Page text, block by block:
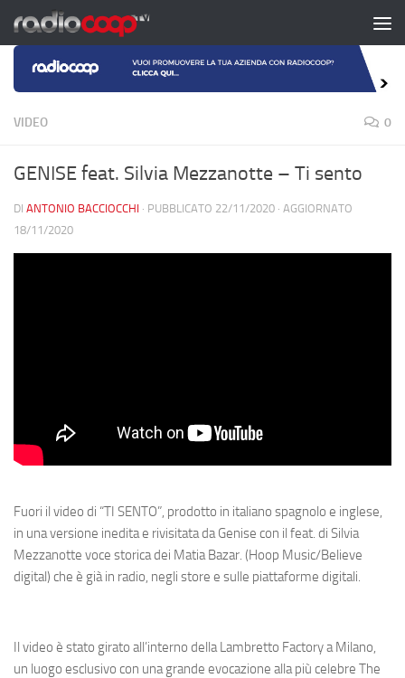
Salta al contenuto
VIDEO 0
GENISE feat. Silvia Mezzanotte – Ti sento
DI ANTONIO BACCIOCCHI · PUBBLICATO 22/11/2020 · AGGIORNATO
18/11/2020
Fuori il video di “TI SENTO”, prodotto in italiano spagnolo e inglese,
in una versione inedita e rivisitata da Genise con il feat. di Silvia
Mezzanotte voce storica dei Matia Bazar. (Hoop Music/Believe
digital) che è già in radio, negli store e sulle piattaforme digitali.
Il video è stato girato all’interno della Lambretto Factory a Milano,
un luogo esclusivo con una grande evocazione alla più celebre The